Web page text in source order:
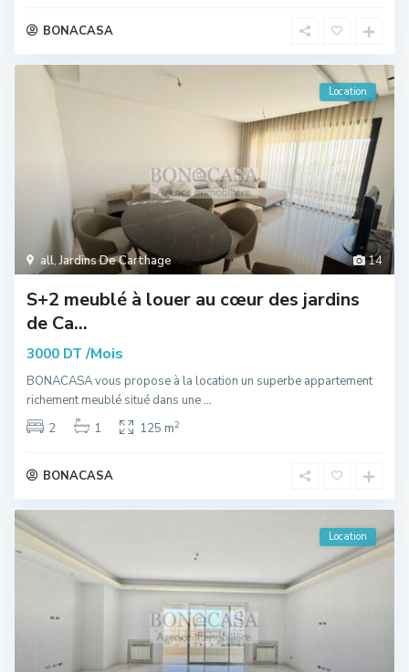
BONACASA
14
all,Jardins De Carthage
Location
S+2 meublé à louer au cœur des jardins
de Ca...
3000 DT/Mois
BONACASA vous propose à la location un superbe appartement
richement meublé situé dans une...
2
1 125 m2
BONACASA
Location